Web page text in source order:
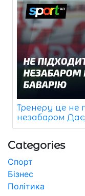
Тренеру це не
незабаром
Categories
Спорт
Бізнес
Політика